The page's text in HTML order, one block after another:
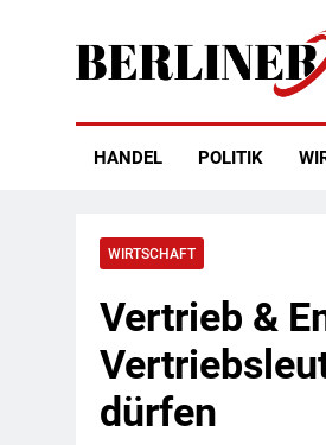
Berliner
HANDEL POLITIK
WIRTSCHAFT
Vertrieb &
dürfen